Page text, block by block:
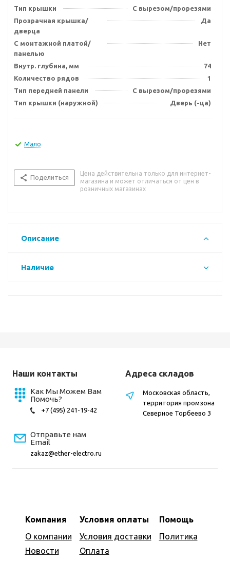
Тип крышки
С вырезом/прорезями
Прозрачная крышка/
дверца
Да
С монтажной платой/
панелью
Нет
Внутр. глубина, мм
74
Количество рядов
1
Тип передней панели
С вырезом/прорезями
Тип крышки (наружной)
Дверь (-ца)
Мало
Поделиться
Цена действительна только для интернет-
магазина и может отличаться от цен в
розничных магазинах
Описание
Наличие
Наши контакты
Как Мы Можем Вам
Помочь?
+7 (495) 241-19-42
Отправьте нам
Email
zakaz@ether-electro.ru
Компания
О компании
Новости
Условия оплаты
Условия доставки
Оплата
Помощь
Политика
Адреса складов
Московская область,
территория промзона
Северное Торбеево 3